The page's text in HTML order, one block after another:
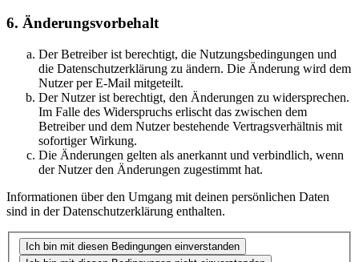
6. Änderungsvorbehalt
Der Betreiber ist berechtigt, die Nutzungsbedingungen und
die Datenschutzerklärung zu ändern. Die Änderung wird dem
Nutzer per E-Mail mitgeteilt.
Der Nutzer ist berechtigt, den Änderungen zu widersprechen.
Im Falle des Widerspruchs erlischt das zwischen dem
Betreiber und dem Nutzer bestehende Vertragsverhältnis mit
sofortiger Wirkung.
Die Änderungen gelten als anerkannt und verbindlich, wenn
der Nutzer den Änderungen zugestimmt hat.
Informationen über den Umgang mit deinen persönlichen Daten
sind in der Datenschutzerklärung enthalten.